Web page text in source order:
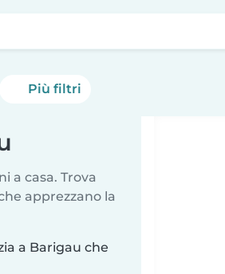
Più filtri
a casa. Trova
apprezzano la
a Barigau che